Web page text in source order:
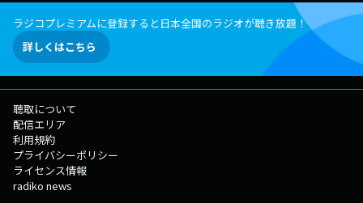
ラジコプレミアムに登録すると日本全国のラジオが聴き放題！
詳しくはこちら
聴取について
配信エリア
利用規約
プライバシーポリシー
ライセンス情報
radiko news